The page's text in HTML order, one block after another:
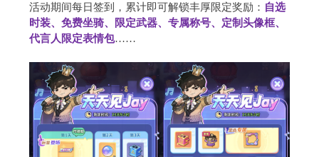
活动期间每日签到，累计即可解锁丰厚限定奖励： 自选
时装、免费坐骑、限定武器、专属称号、定制头像框、
代言人限定表情包……